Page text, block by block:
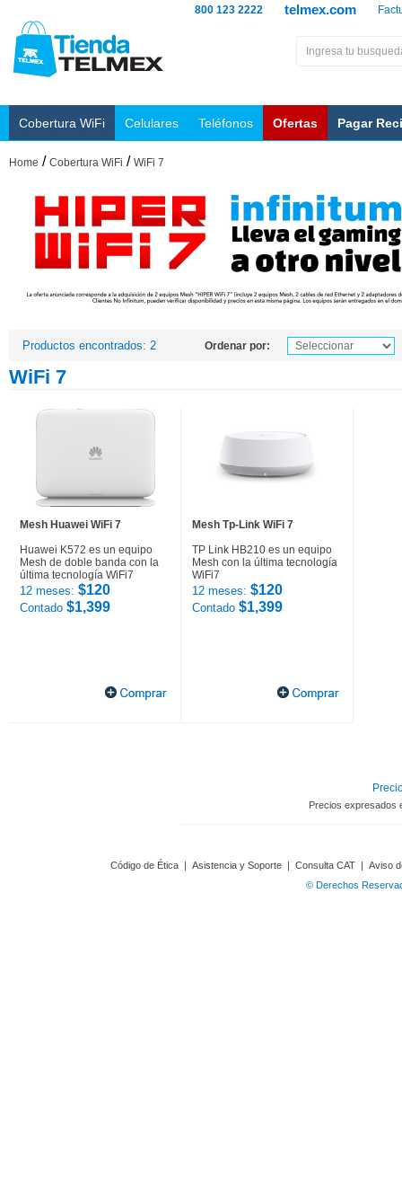
telmex.com
800 123 2222
Cobertura WiFi Celulares Teléfonos Ofertas Pagar
Home / Cobertura WiFi / WiFi 7
Productos encontrados: 2 Ordenar por:
WiFi 7
Mesh Huawei WiFi 7
Huawei K572 es un equipo
Mesh de doble banda con la
última tecnología WiFi7
12 meses: $120
Contado $1,399
Mesh Tp-Link WiFi 7
TP Link HB210 es un equipo
Mesh con la última tecnología
WiFi7
12 meses: $120
Contado $1,399
Precios expresados
Código de Ética | Asistencia y Soporte | Consulta CAT | Aviso
© Derechos